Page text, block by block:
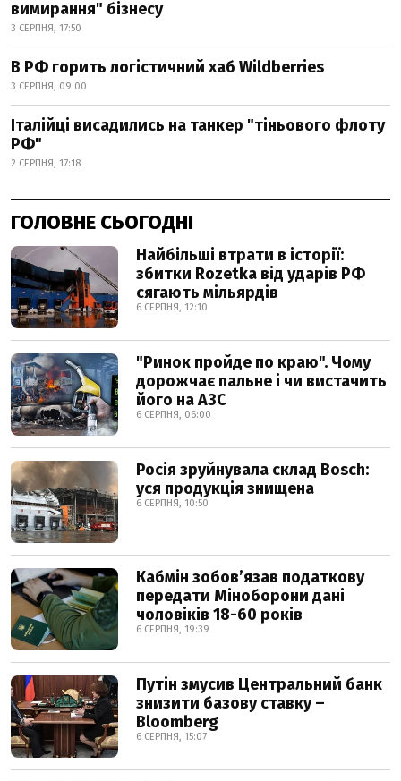
вимирання" бізнесу
3 СЕРПНЯ, 17:50
В РФ горить логістичний хаб Wildberries
3 СЕРПНЯ, 09:00
Італійці висадились на танкер "тіньового флоту
РФ"
2 СЕРПНЯ, 17:18
ГОЛОВНЕ СЬОГОДНІ
Найбільші втрати в історії:
збитки Rozetka від ударів РФ
сягають мільярдів
6 СЕРПНЯ, 12:10
"Ринок пройде по краю". Чому
дорожчає пальне і чи вистачить
його на АЗС
6 СЕРПНЯ, 06:00
Росія зруйнувала склад Bosch:
уся продукція знищена
6 СЕРПНЯ, 10:50
Кабмін зобовʼязав податкову
передати Міноборони дані
чоловіків 18-60 років
6 СЕРПНЯ, 19:39
Путін змусив Центральний банк
знизити базову ставку –
Bloomberg
6 СЕРПНЯ, 15:07